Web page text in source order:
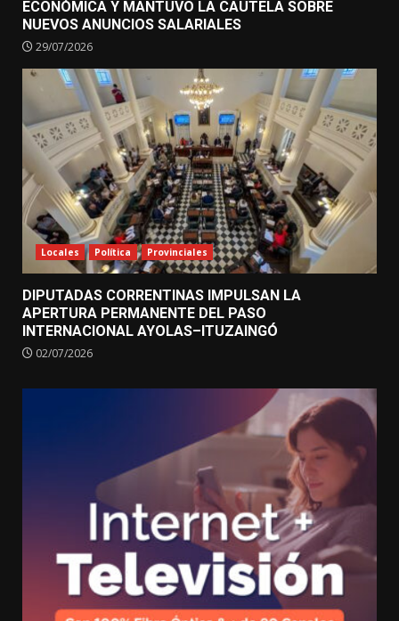
ECONÓMICA Y MANTUVO LA CAUTELA SOBRE
NUEVOS ANUNCIOS SALARIALES
29/07/2026
Locales Política Provinciales
DIPUTADAS CORRENTINAS IMPULSAN LA
APERTURA PERMANENTE DEL PASO
INTERNACIONAL AYOLAS–ITUZAINGÓ
02/07/2026